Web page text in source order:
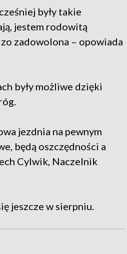
były takie
jestem rodowitą
zadowolona – opowiada
były możliwe dzięki
jezdnia na pewnym
będą oszczędności a
Cylwik, Naczelnik
jeszcze w sierpniu.